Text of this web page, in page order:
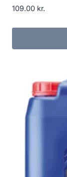
109.00 kr.